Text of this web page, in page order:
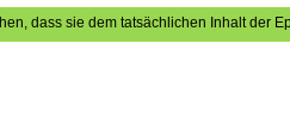
dass sie dem tatsächlichen Inhalt der